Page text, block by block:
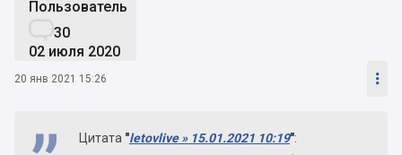
Пользователь
30
02 июля 2020
20 янв 2021 15:26 
Цитата "letovlive » 15.01.2021 10:19":